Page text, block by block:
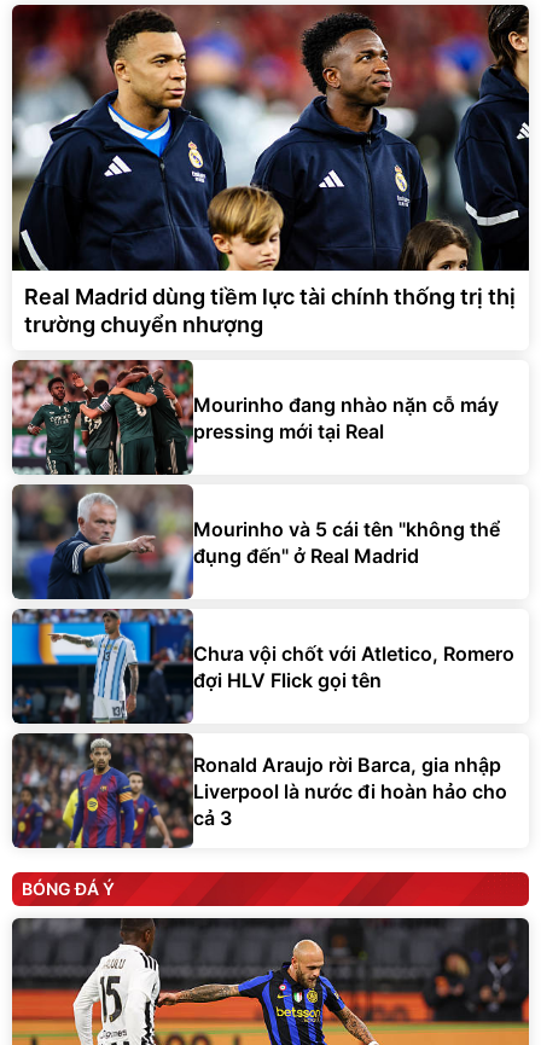
Real Madrid dùng tiềm lực tài chính thống trị thị
trường chuyển nhượng
Mourinho đang nhào nặn cỗ máy
pressing mới tại Real
Mourinho và 5 cái tên "không thể
đụng đến" ở Real Madrid
Chưa vội chốt với Atletico, Romero
đợi HLV Flick gọi tên
Ronald Araujo rời Barca, gia nhập
Liverpool là nước đi hoàn hảo cho
cả 3
BÓNG ĐÁ Ý